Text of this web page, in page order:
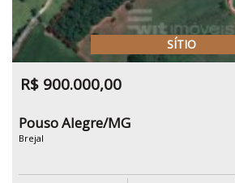
SÍTIO
R$ 900.000,00
Pouso Alegre/MG
Brejal